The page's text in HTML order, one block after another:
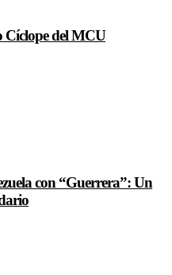
Cíclope del MCU
con “Guerrera”: Un